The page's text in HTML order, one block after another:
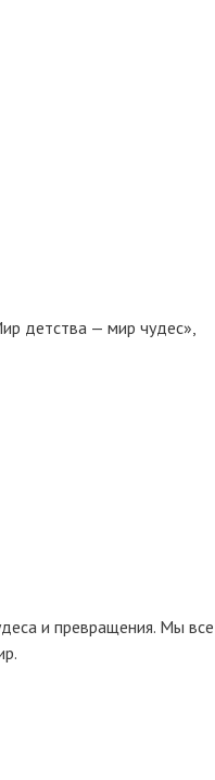
детства — мир чудес»,
и превращения. Мы